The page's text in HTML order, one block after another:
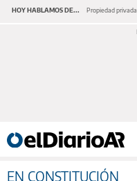
HOY HABLAMOS DE... Propiedad privada
EN CONSTITUCIÓN